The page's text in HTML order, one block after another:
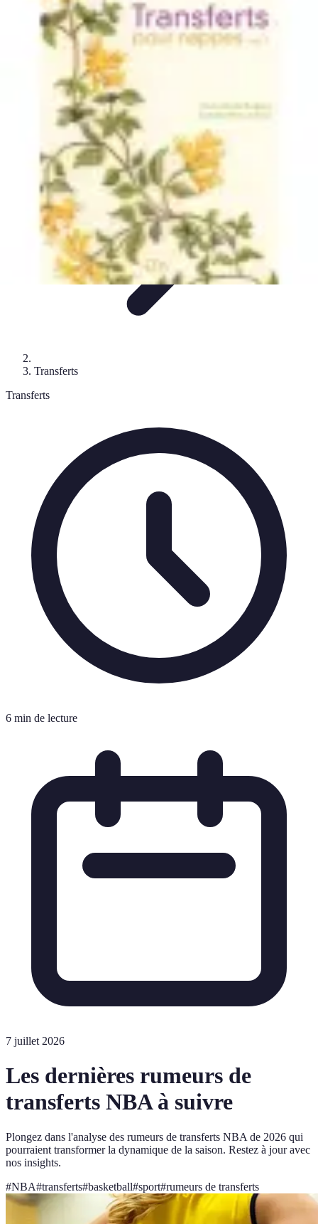
Basket Actu
Analyse et performancesActualitésAnalyse des
performancesTendancesAnalyses
Basket Actu
Transferts
Transferts
6 min de lecture
7 juillet 2026
Les dernières rumeurs de
transferts NBA à suivre
Plongez dans l'analyse des rumeurs de transferts NBA de 2026 qui
pourraient transformer la dynamique de la saison. Restez à jour avec
nos insights.
#NBA#transferts#basketball#sport#rumeurs de transferts